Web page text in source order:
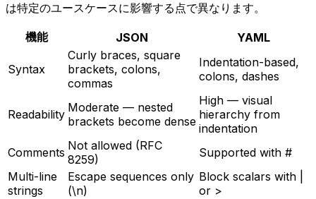
は特定のユースケースに影響する点で異なります。
機能 JSON YAML
Syntax
Curly braces, square
brackets, colons,
commas
Indentation-based,
colons, dashes
Readability Moderate — nested
brackets become dense
High — visual
hierarchy from
indentation
Comments Not allowed (RFC
8259)
Supported with #
Multi-line
strings
Escape sequences only
(\n)
Block scalars with |
or >